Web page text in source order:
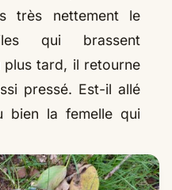
très nettement le
qui brassent
plus tard, il retourne
pressé. Est-il allé
bien la femelle qui